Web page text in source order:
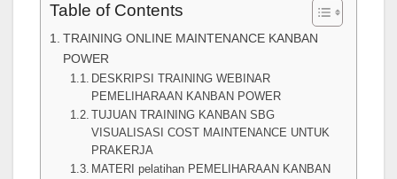
Table of Contents
TRAINING ONLINE MAINTENANCE KANBAN
POWER
DESKRIPSI TRAINING WEBINAR
PEMELIHARAAN KANBAN POWER
TUJUAN TRAINING KANBAN SBG
VISUALISASI COST MAINTENANCE UNTUK
PRAKERJA
MATERI pelatihan PEMELIHARAAN KANBAN